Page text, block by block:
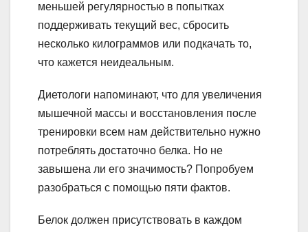
меньшей регулярностью в попытках
поддерживать текущий вес, сбросить
несколько килограммов или подкачать то,
что кажется неидеальным.
Диетологи напоминают, что для увеличения
мышечной массы и восстановления после
тренировки всем нам действительно нужно
потреблять достаточно белка. Но не
завышена ли его значимость? Попробуем
разобраться с помощью пяти фактов.
Белок должен присутствовать в каждом